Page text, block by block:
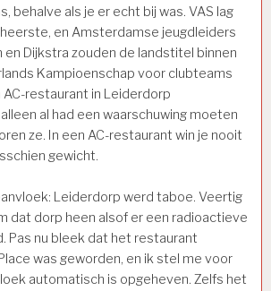
behalve als je er echt bij was. VAS lag
en Amsterdamse jeugdleiders
en Dijkstra zouden de landstitel binnen
Kampioenschap voor clubteams
AC-restaurant in Leiderdorp
al had een waarschuwing moeten
ze. In een AC-restaurant win je nooit
gewicht.
Leiderdorp werd taboe. Veertig
dat dorp heen alsof er een radioactieve
Pas nu bleek dat het restaurant
was geworden, en ik stel me voor
automatisch is opgeheven. Zelfs het